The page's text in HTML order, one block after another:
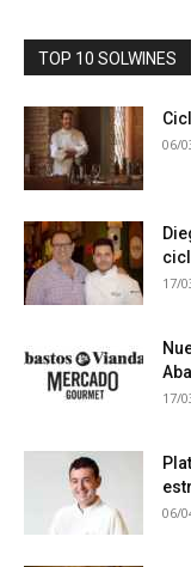
TOP 10 SOLWINES
06/
17/
17/
06/